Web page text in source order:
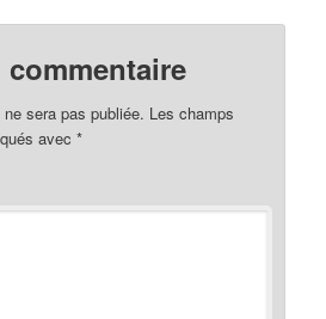
sera pas publiée. Les champs
avec*